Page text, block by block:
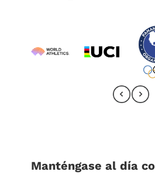
Manténgase al día